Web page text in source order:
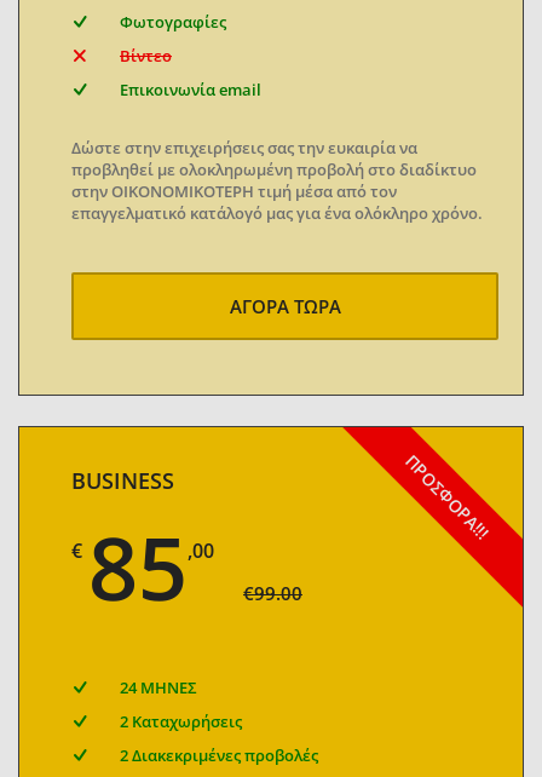
Φωτογραφίες
Βίντεο
Επικοινωνία email
Δώστε στην επιχειρήσεις σας την ευκαιρία να
προβληθεί με ολοκληρωμένη προβολή στο διαδίκτυο
στην ΟΙΚΟΝΟΜΙΚΟΤΕΡΗ τιμή μέσα από τον
επαγγελματικό κατάλογό μας για ένα ολόκληρο χρόνο.
ΑΓΟΡΑ ΤΩΡΑ
BUSINESS
€ 85,00
€99.00
24 ΜΗΝΕΣ
2 Καταχωρήσεις
2 Διακεκριμένες προβολές
ΠΡΟΣΦΟΡΑ!!!